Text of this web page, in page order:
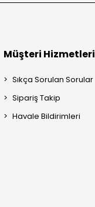
Müşteri Hizmetleri
Sıkça Sorulan Sorular
Sipariş Takip
Havale Bildirimleri